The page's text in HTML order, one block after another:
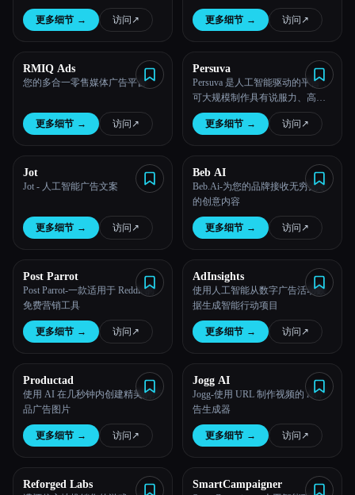
比较工具
所有分类
Esc
更多细节 → 访问 ↗︎ 更多细节 → 访问 ↗︎
RMIQ Ads
您的多合一零售媒体广告平台
更多细节 → 访问 ↗︎
Persuva
Persuva 是人工智能驱动的平台，
可大规模制作具有说服力、高转
化率的广告文案
更多细节 → 访问 ↗︎
Jot
Jot - 人工智能广告文案
更多细节 → 访问 ↗︎
Beb AI
Beb.Ai-为您的品牌接收无穷无尽
的创意内容
更多细节 → 访问 ↗︎
Post Parrot
Post Parrot-一款适用于 Reddit 的
免费营销工具
更多细节 → 访问 ↗︎
AdInsights
使用人工智能从数字广告活动数
据生成智能行动项目
更多细节 → 访问 ↗︎
Productad
使用 AI 在几秒钟内创建精美的产
品广告图片
更多细节 → 访问 ↗︎
Jogg AI
Jogg-使用 URL 制作视频的 AI 广
告生成器
更多细节 → 访问 ↗︎
Reforged Labs SmartCampaigner